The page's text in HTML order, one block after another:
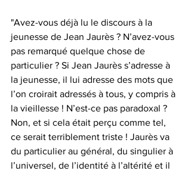
"Avez-vous déjà lu le discours à la
jeunesse de Jean Jaurès ? N’avez-vous
pas remarqué quelque chose de
particulier ? Si Jean Jaurès s’adresse à
la jeunesse, il lui adresse des mots que
l’on croirait adressés à tous, y compris à
la vieillesse ! N’est-ce pas paradoxal ?
Non, et si cela était perçu comme tel,
ce serait terriblement triste ! Jaurès va
du particulier au général, du singulier à
l’universel, de l’identité à l’altérité et il